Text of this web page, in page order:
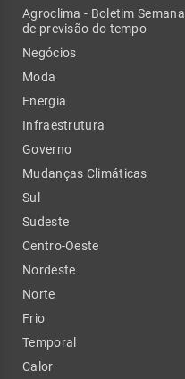
Agroclima - Boletim Semanal
de previsão do tempo
Negócios
Moda
Energia
Infraestrutura
Governo
Mudanças Climáticas
Sul
Sudeste
Centro-Oeste
Nordeste
Norte
Frio
Temporal
Calor